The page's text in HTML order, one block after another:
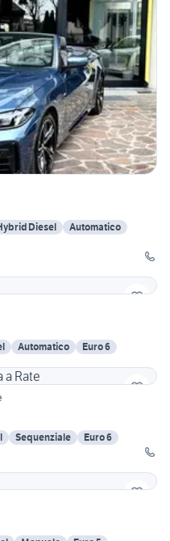
Diesel
Automatico
Automatico
Euro 6
Sequenziale
Euro 6